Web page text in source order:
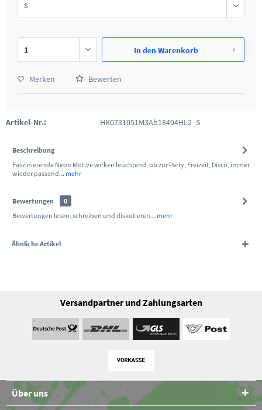
In denWarenkorb
Merken Bewerten
Artikel-Nr.: HK0731051M3Ab18494HL2_S
Beschreibung
Faszinierende Neon Motive wirken leuchtend, ob zur Party, Freizeit, Disco, immer
wieder passend... mehr
Bewertungen
0
Bewertungen lesen, schreiben und diskutieren... mehr
Ähnliche Artikel
Versandpartner und Zahlungsarten
Über uns